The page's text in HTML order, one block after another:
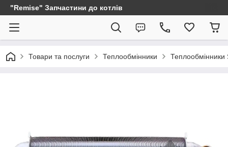
"Remise" Запчастини до котлів
Товари та послуги Теплообмінники